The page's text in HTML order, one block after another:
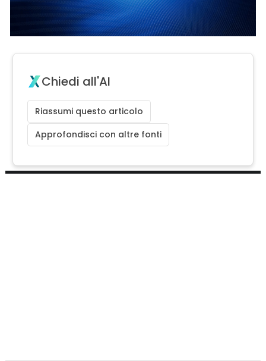
Chiedi all'AI
Riassumi questo articolo
Approfondisci con altre fonti